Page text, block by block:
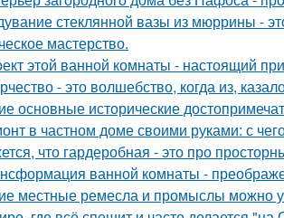
стеклянной вазы из мюррины -
мастерство.
этой ванной комнаты - настоящий
- это волшебство, когда из,
основные исторические
в частном доме своими руками: с
что гардеробная - это про
ванной комнаты -
местные ремесла и промыслы можно